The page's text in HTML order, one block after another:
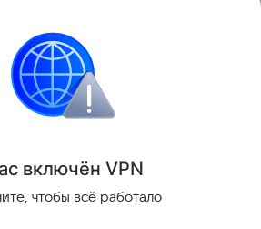
Поделиться
включён VPN
чтобы всё работало